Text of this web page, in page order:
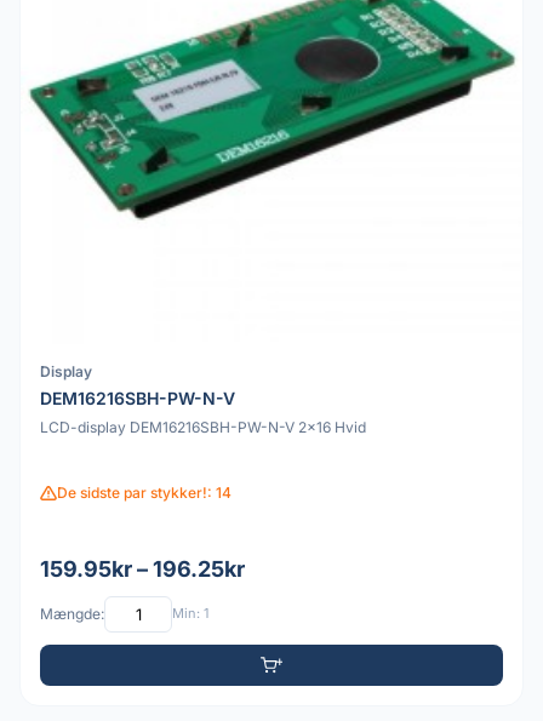
Display
DEM16216SBH-PW-N-V
LCD-display DEM16216SBH-PW-N-V 2x16 Hvid
De sidste par stykker!: 14
159.95kr – 196.25kr
Mængde: Min: 1